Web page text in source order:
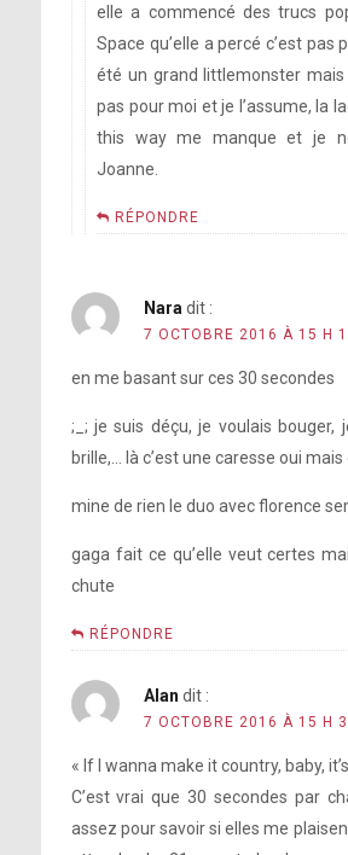
elle a commencé des trucs
Space qu’elle a percé c’est pas
été un grand littlemonster mais
pas pour moi et je l’assume, la
this way me manque et je
Joanne.
RÉPONDRE
Nara dit :
7 OCTOBRE 2016 À 15 H
en me basant sur ces 30 secondes
;_; je suis déçu, je voulais bouger,
brille,… là c’est une caresse oui mais
mine de rien le duo avec florence
gaga fait ce qu’elle veut certes
chute
RÉPONDRE
Alan dit :
7 OCTOBRE 2016 À 15 H
« If I wanna make it country, baby,
C’est vrai que 30 secondes par
assez pour savoir si elles me